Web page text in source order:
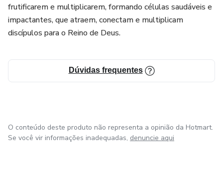
frutificarem e multiplicarem, formando células saudáveis e
impactantes, que atraem, conectam e multiplicam
discípulos para o Reino de Deus.
Dúvidas frequentes
O conteúdo deste produto não representa a opinião da Hotmart.
Se você vir informações inadequadas, denuncie aqui